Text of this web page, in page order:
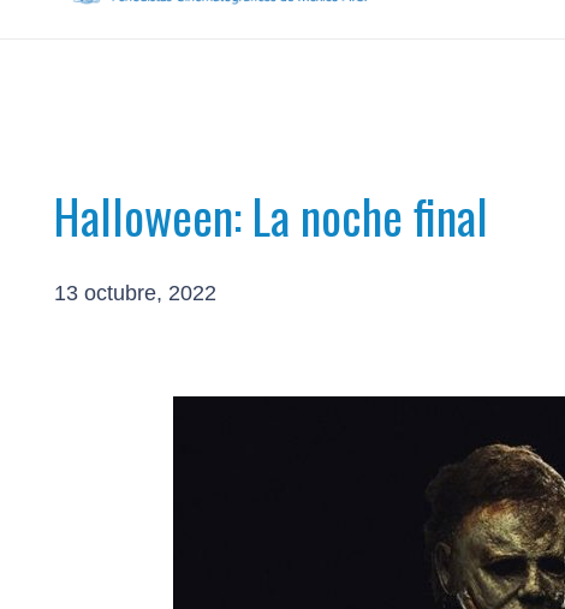
Halloween: La noche final
13 octubre, 2022